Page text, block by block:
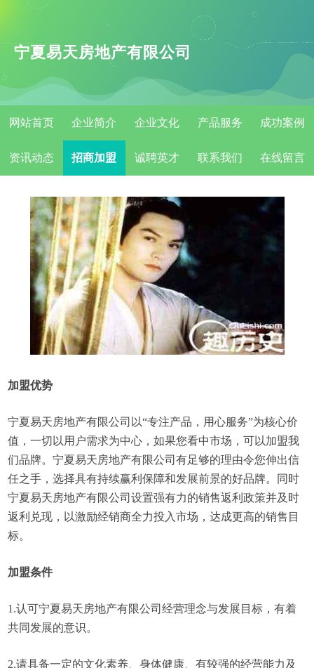
宁夏易天房地产有限公司
网站首页 企业简介 企业文化 产品服务 成功案例
资讯动态 招商加盟 诚聘英才 联系我们 在线留言
加盟优势
宁夏易天房地产有限公司以“专注产品，用心服务”为核心价
值，一切以用户需求为中心，如果您看中市场，可以加盟我
们品牌。宁夏易天房地产有限公司有足够的理由令您伸出信
任之手，选择具有持续赢利保障和发展前景的好品牌。同时
宁夏易天房地产有限公司设置强有力的销售返利政策并及时
返利兑现，以激励经销商全力投入市场，达成更高的销售目
标。
加盟条件
1.认可宁夏易天房地产有限公司经营理念与发展目标，有着
共同发展的意识。
2.请具备一定的文化素养、身体健康、有较强的经营能力及